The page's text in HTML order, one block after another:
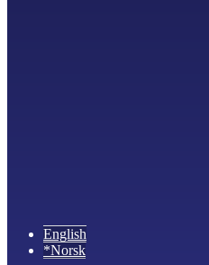
English
*Norsk